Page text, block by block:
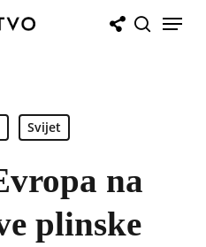
Menu
Svijet
na
plinske